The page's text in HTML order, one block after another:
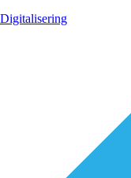
Digitalisering